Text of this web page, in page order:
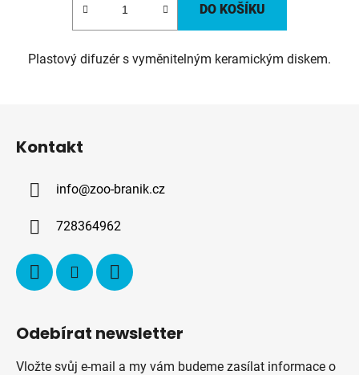
DO KOŠÍKU
Plastový difuzér s vyměnitelným keramickým diskem.
Kontakt
info@zoo-branik.cz
728364962
Odebírat newsletter
Vložte svůj e-mail a my vám budeme zasílat informace o